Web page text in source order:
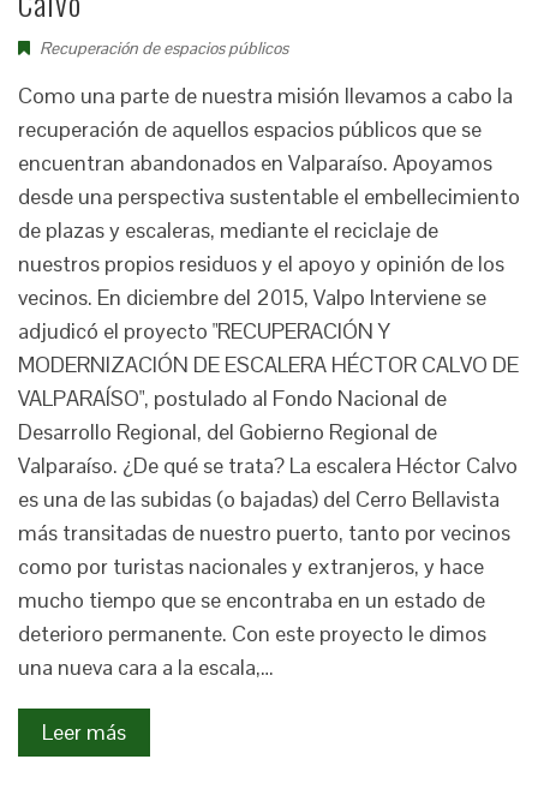
Recuperación de espacios públicos
Como una parte de nuestra misión llevamos a cabo la
recuperación de aquellos espacios públicos que se
encuentran abandonados en Valparaíso. Apoyamos
desde una perspectiva sustentable el embellecimiento
de plazas y escaleras, mediante el reciclaje de
nuestros propios residuos y el apoyo y opinión de los
vecinos. En diciembre del 2015, Valpo Interviene se
adjudicó el proyecto "RECUPERACIÓN Y
MODERNIZACIÓN DE ESCALERA HÉCTOR CALVO DE
VALPARAÍSO", postulado al Fondo Nacional de
Desarrollo Regional, del Gobierno Regional de
Valparaíso. ¿De qué se trata? La escalera Héctor Calvo
es una de las subidas (o bajadas) del Cerro Bellavista
más transitadas de nuestro puerto, tanto por vecinos
como por turistas nacionales y extranjeros, y hace
mucho tiempo que se encontraba en un estado de
deterioro permanente. Con este proyecto le dimos
una nueva cara a la escala,…
Leer más